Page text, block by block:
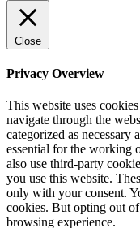
Close
Privacy Overview
This website uses
navigate through the
categorized as necessary
essential for the working
also use third-party
you use this website.
only with your consent.
cookies. But opting out
browsing experience.